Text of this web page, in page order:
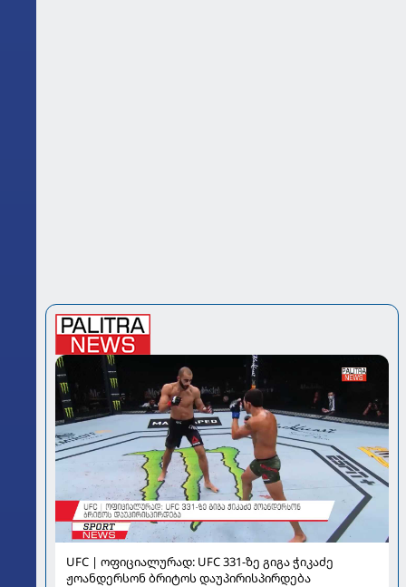
UFC | ოფიციალურად: UFC 331-ზე გიგა ჭიკაძე
ჟოანდერსონ ბრიტოს დაუპირისპირდება